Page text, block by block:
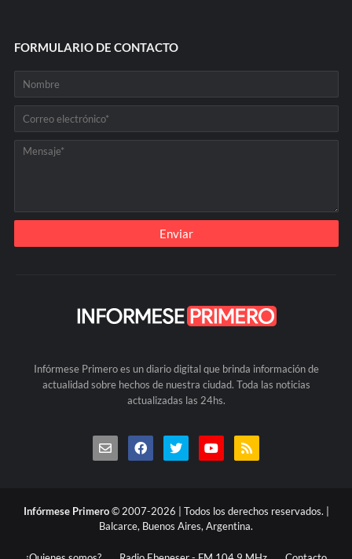
FORMULARIO DE CONTACTO
Infórmese Primero es un diario digital que brinda información de
actualidad sobre hechos de nuestra ciudad. Toda las noticias
actualizadas las 24hs.
Infórmese Primero© 2007-2026 | Todos los derechos reservados. |
Balcarce, Buenos Aires, Argentina.